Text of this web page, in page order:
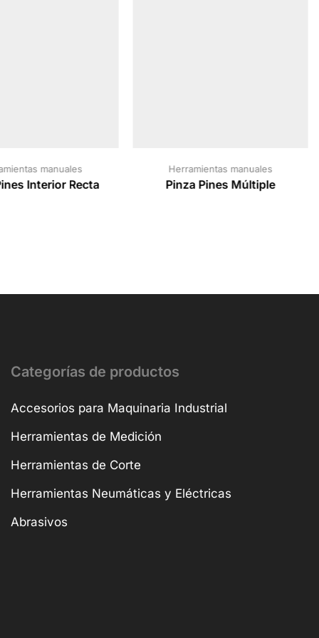
manuales
Interior Recta
Herramientas manuales
Pinza Pines Múltiple
Categorías de productos
Accesorios para Maquinaria Industrial
Herramientas de Medición
Herramientas de Corte
Herramientas Neumáticas y Eléctricas
Abrasivos